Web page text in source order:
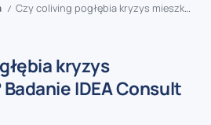
/ Czy coliving pogłębia kryzys mieszkaniowy? Badanie IDEA Consult odpowiada
kryzys
IDEA Consult